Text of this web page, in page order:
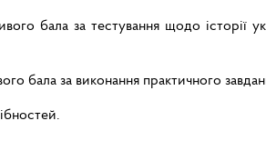
бала за тестування щодо історії
бала за виконання практичного